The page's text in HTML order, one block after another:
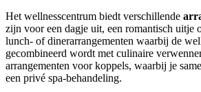
Het wellnesscentrum biedt verschillende
zijn voor een dagje uit, een romantisch uitje
lunch- of dinerarrangementen waarbij de
gecombineerd wordt met culinaire
arrangementen voor koppels, waarbij je
een privé spa-behandeling.